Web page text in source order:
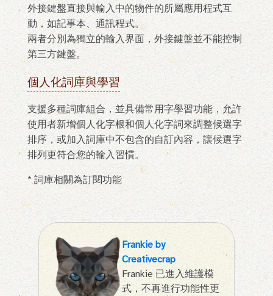
外接鍵盤直接與輸入中的物件的所屬應用程式互
動，如記事本、通訊程式。
兩者分別為獨立的輸入界面，外接鍵盤並不能控制
第三方鍵盤。
個人化詞庫與學習
支援多種詞庫組合，並具備常用字學習功能，允許
使用者新增個人化字根和個人化字詞來調整候選字
排序，或加入詞庫中不包含的自訂內容，讓候選字
排列更符合您的輸入習慣。
* 詞庫相關為訂閱功能
Frankie by
Creativecrap
Frankie 已進入維護模
式，不再進行功能性更